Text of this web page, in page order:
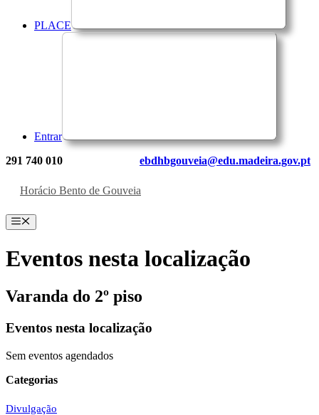
PLACE
Entrar
291 740 010 ebdhbgouveia@edu.madeira.gov.pt
Horácio Bento de Gouveia
Menu
Eventos nesta localização
Varanda do 2º piso
Eventos nesta localização
Sem eventos agendados
Categorias
Divulgação